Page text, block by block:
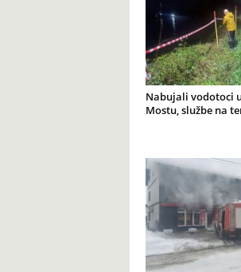
Nabujali vodotoci
Mostu, službe na